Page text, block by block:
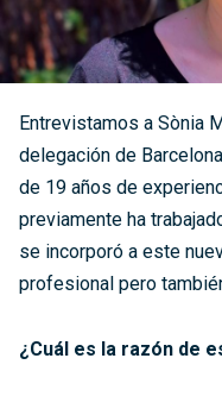
Entrevistamos a Sònia
delegación de
de 19 años de
previamente ha
se incorporó a este
profesional pero
¿Cuál es la razón de